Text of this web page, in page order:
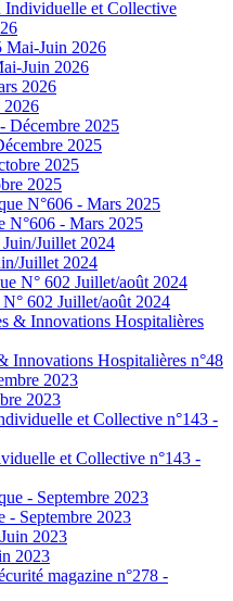
Individuelle et Collective
Juin 2026
2026
2025
2025
N°606 - Mars 2025
Juillet 2024
602 Juillet/août 2024
Innovations Hospitalières n°48
2023
et Collective n°143 -
- Septembre 2023
2023